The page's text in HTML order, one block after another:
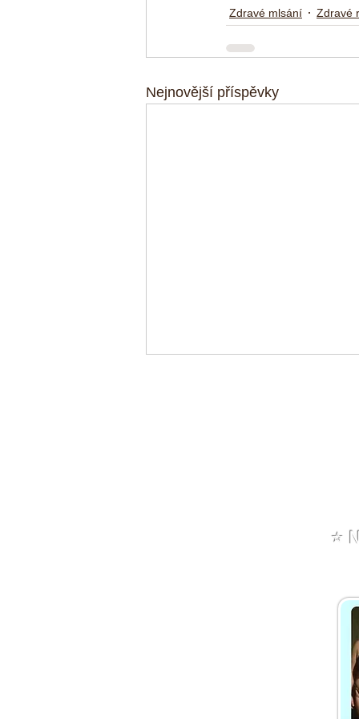
Zdravé mlsání Zdravé
Nejnovější příspěvky
⭐️